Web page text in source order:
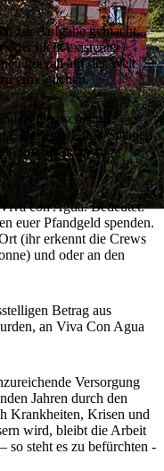
zur Aufgabe gemacht,
oder nicht existenter
überall auf der Welt
ermöglichen.
aus Deutschland,
Dänemark und Spanien
um Spenden zu
con Agua. Bedeutet:
euer Pfandgeld spenden.
(ihr erkennt die Crews
und oder an den
Betrag aus
an Viva Con Agua
Versorgung
Jahren durch den
Krankheiten, Krisen und
wird, bleibt die Arbeit
steht es zu befürchten -